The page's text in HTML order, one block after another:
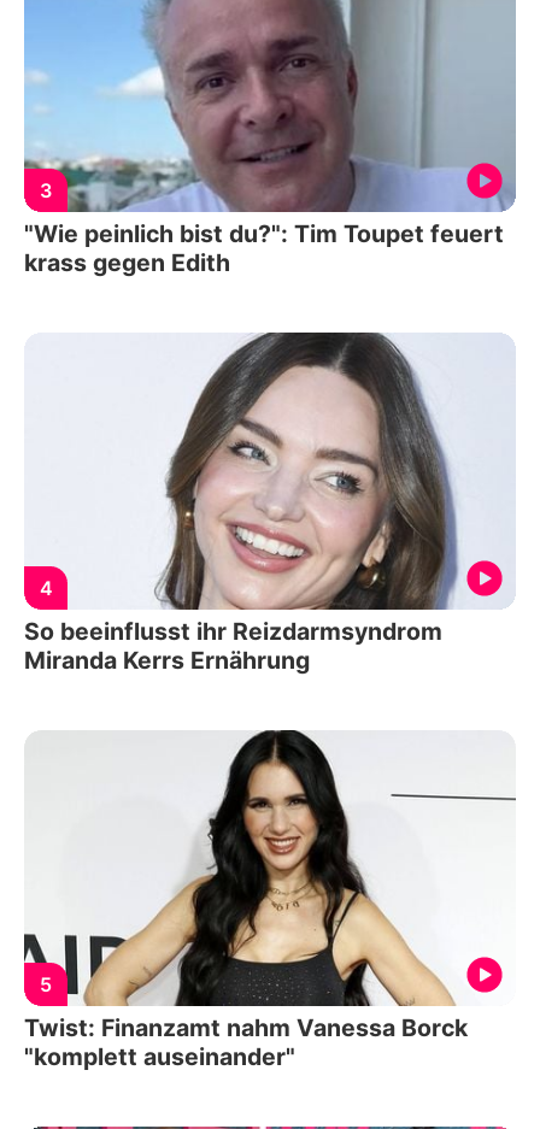
3
"Wie peinlich bist du?": Tim Toupet feuert
krass gegen Edith
4
So beeinflusst ihr Reizdarmsyndrom
Miranda Kerrs Ernährung
5
Twist: Finanzamt nahm Vanessa Borck
"komplett auseinander"